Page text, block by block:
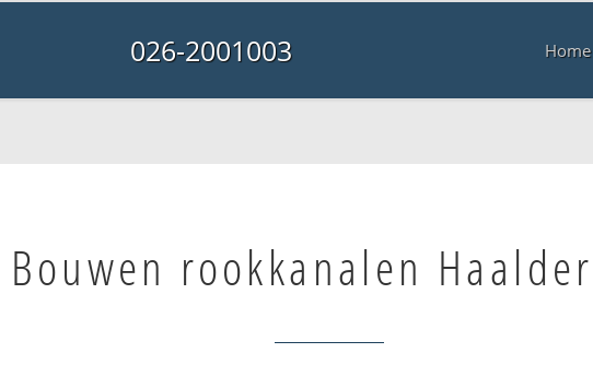
026-2001003 Home
Bouwen rookkanalen